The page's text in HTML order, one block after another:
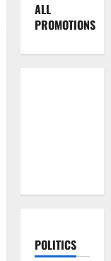
ALL
PROMOTIONS
POLITICS